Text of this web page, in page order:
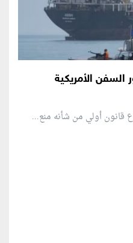
السفن الأمريكية
قانون ⁠أولي من شأنه منع...